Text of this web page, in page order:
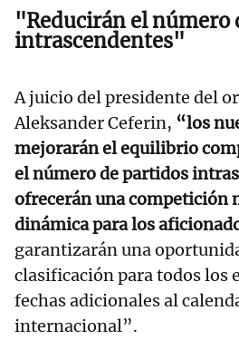
"Reducirán el número
intrascendentes"
A juicio del presidente del
Aleksander Ceferin, “los
mejorarán el equilibrio
el número de partidos
ofrecerán una competición
dinámica para los
garantizarán una
clasificación para todos los
fechas adicionales al
internacional”.